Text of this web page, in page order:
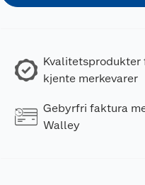
Kvalitetsprodukter
kjente merkevarer
Gebyrfri faktura
Walley